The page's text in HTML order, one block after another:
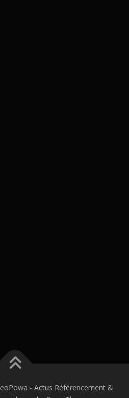
- Actus Référencement &